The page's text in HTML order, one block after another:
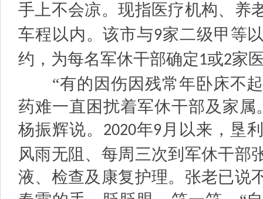
手上不会凉。现指医疗机构、养
车程以内。该市与9家二级甲等
约，为每名军休干部确定1或2家
“有的因伤因残常年卧床不起
药难一直困扰着军休干部及家
杨振辉说。
2020年9 月以来，垦
风雨无阻、每周三次到军休干部
液、检查及康复护理。张老已说